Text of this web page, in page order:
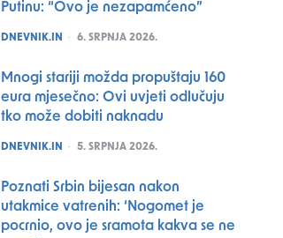
Putinu: “Ovo je nezapamćeno”
POSTED
DNEVNIK.IN 6. SRPNJA 2026.
Mnogi stariji možda propuštaju 160
eura mjesečno: Ovi uvjeti odlučuju
tko može dobiti naknadu
POSTED
DNEVNIK.IN 5. SRPNJA 2026.
Poznati Srbin bijesan nakon
utakmice vatrenih: ‘Nogomet je
pocrnio, ovo je sramota kakva se ne